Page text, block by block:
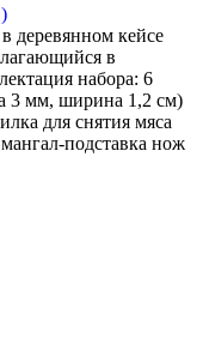
деревянном кейсе
в
набора: 6
3 мм, ширина 1,2 см)
для снятия мяса
подставка нож